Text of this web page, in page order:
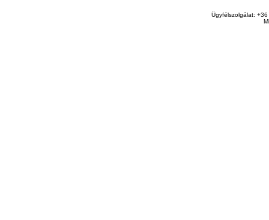
Ügyfélszolgálat: